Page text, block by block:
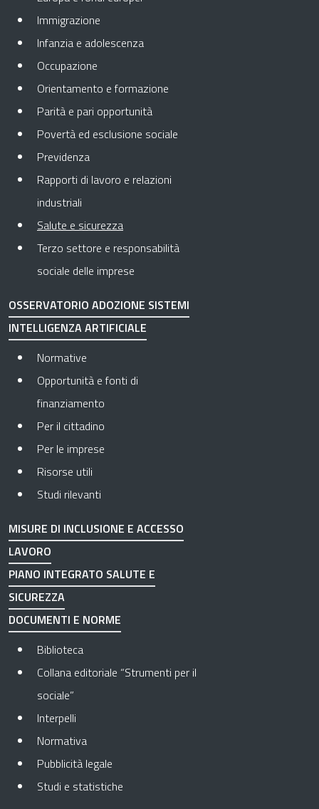
Immigrazione
Infanzia e adolescenza
Occupazione
Orientamento e formazione
Parità e pari opportunità
Povertà ed esclusione sociale
Previdenza
Rapporti di lavoro e relazioni
industriali
Salute e sicurezzaPagina attuale
Terzo settore e responsabilità
sociale delle imprese
OSSERVATORIO ADOZIONE SISTEMI
INTELLIGENZA ARTIFICIALE
Normative
Opportunità e fonti di
finanziamento
Per il cittadino
Per le imprese
Risorse utili
Studi rilevanti
MISURE DI INCLUSIONE E ACCESSO
LAVORO
PIANO INTEGRATO SALUTE E
SICUREZZA
DOCUMENTI E NORME
Biblioteca
Collana editoriale “Strumenti per il
sociale”
Interpelli
Normativa
Pubblicità legale
Studi e statistiche